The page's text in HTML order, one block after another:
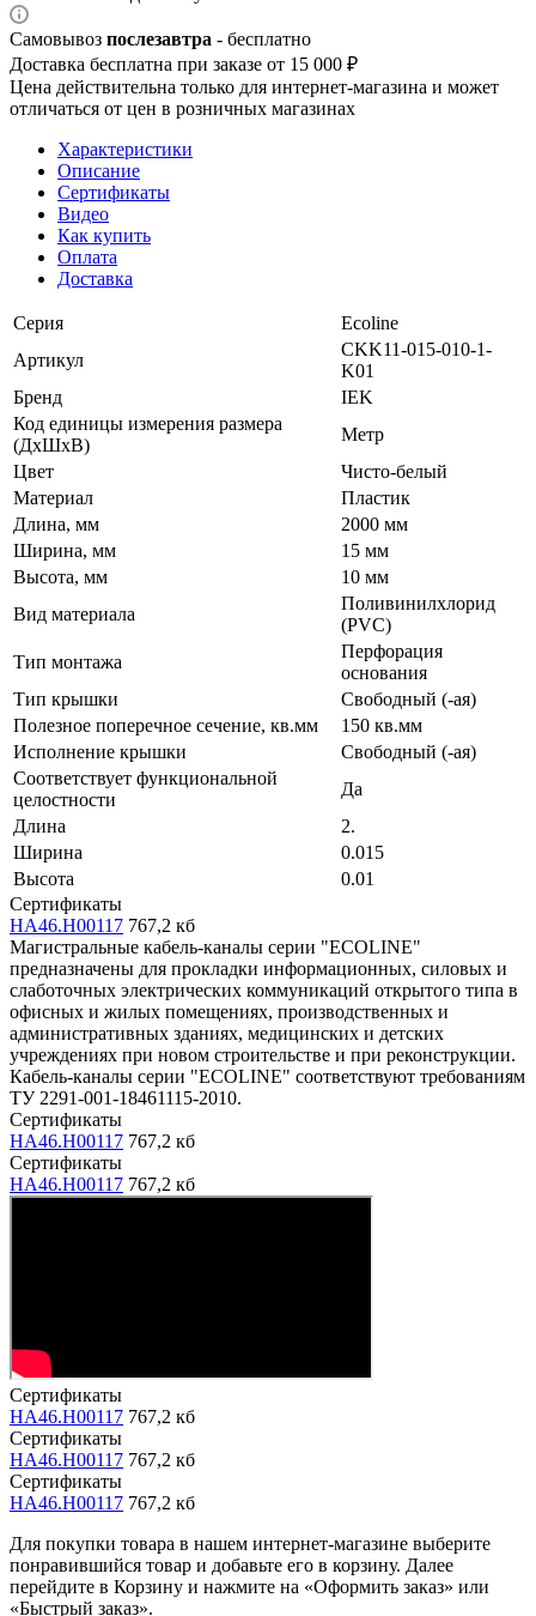
Самовывоз послезавтра - бесплатно
Доставка бесплатна при заказе от 15 000 ₽
Цена действительна только для интернет-магазина и может
отличаться от цен в розничных магазинах
Характеристики
Описание
Сертификаты
Видео
Как купить
Оплата
Доставка
Серия
Ecoline
Артикул
CKK11-015-010-1-
K01
Бренд
IEK
Код единицы измерения размера
(ДхШхВ)
Метр
Цвет
Чисто-белый
Материал
Пластик
Длина, мм
2000 мм
Ширина, мм
15 мм
Высота, мм
10 мм
Вид материала
Поливинилхлорид
(PVC)
Тип монтажа
Перфорация
основания
Тип крышки
Свободный (-ая)
Полезное поперечное сечение, кв.мм
150 кв.мм
Исполнение крышки
Свободный (-ая)
Соответствует функциональной
целостности
Да
Длина
2.
Ширина
0.015
Высота
0.01
Сертификаты
HA46.H00117 767,2 кб
Магистральные кабель-каналы серии "ECOLINE"
предназначены для прокладки информационных, силовых и
слаботочных электрических коммуникаций открытого типа в
офисных и жилых помещениях, производственных и
административных зданиях, медицинских и детских
учреждениях при новом строительстве и при реконструкции.
Кабель-каналы серии "ECOLINE" соответствуют требованиям
ТУ 2291-001-18461115-2010.
Сертификаты
HA46.H00117 767,2 кб
Сертификаты
HA46.H00117 767,2 кб
Сертификаты
HA46.H00117 767,2 кб
Сертификаты
HA46.H00117 767,2 кб
Сертификаты
HA46.H00117 767,2 кб
Для покупки товара в нашем интернет-магазине выберите
понравившийся товар и добавьте его в корзину. Далее
перейдите в Корзину и нажмите на «Оформить заказ» или
«Быстрый заказ».